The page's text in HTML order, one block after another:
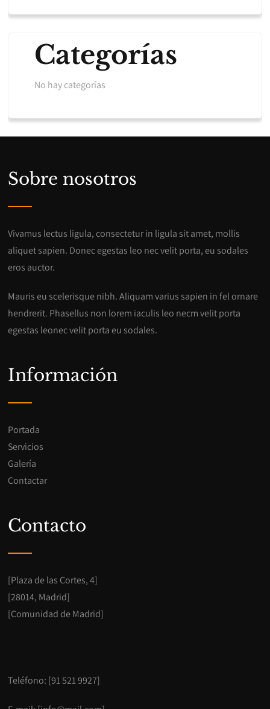
Categorías
No hay categorías
Sobre nosotros
Vivamus lectus ligula, consectetur in ligula sit amet, mollis
aliquet sapien. Donec egestas leo nec velit porta, eu sodales
eros auctor.
Mauris eu scelerisque nibh. Aliquam varius sapien in fel ornare
hendrerit. Phasellus non lorem iaculis leo necm velit porta
egestas leonec velit porta eu sodales.
Información
Portada
Servicios
Galería
Contactar
Contacto
[Plaza de las Cortes, 4]
[28014, Madrid]
[Comunidad de Madrid]
Teléfono: [91 521 9927]